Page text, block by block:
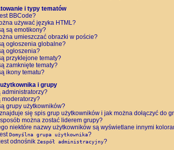
i typy tematów
BBCode?
używać języka HTML?
są emotikony?
umieszczać obrazki w poście?
ogłoszenia globalne?
ogłoszenia?
przyklejone tematy?
zamknięte tematy?
ikony tematu?
i grupy
administratorzy?
moderatorzy?
grupy użytkowników?
się spis grup użytkowników i jak można dołączyć do
można zostać liderem grupy?
niektóre nazwy użytkowników są wyświetlane innymi
Domyślna grupa użytkownika?
odnośnik Zespół administracyjny?